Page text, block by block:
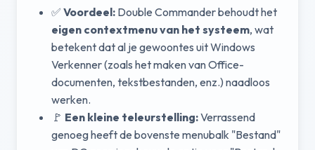
✅ Voordeel: Double Commander behoudt het
eigen contextmenu van het systeem, wat
betekent dat al je gewoontes uit Windows
Verkenner (zoals het maken van Office-
documenten, tekstbestanden, enz.) naadloos
werken.
🚩 Een kleine teleurstelling:Verrassend
genoeg heeft de bovenste menubalk "Bestand"